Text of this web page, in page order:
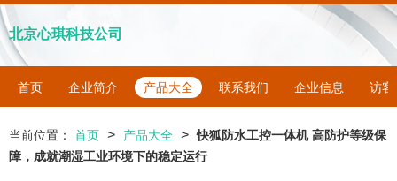
北京心琪科技公司
首页 企业简介 产品大全 联系我们 企业信息 访客
当前位置： 首页 > 产品大全 > 快狐防水工控一体机 高防护等级保
障，成就潮湿工业环境下的稳定运行